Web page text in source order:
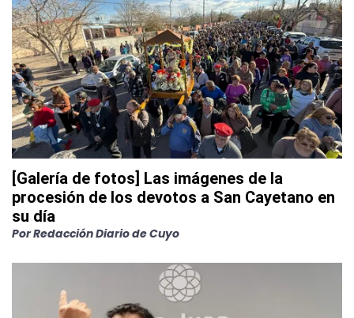
[Galería de fotos] Las imágenes de la
procesión de los devotos a San Cayetano en
su día
PorRedacción Diario de Cuyo